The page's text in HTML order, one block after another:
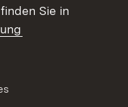
Sie in